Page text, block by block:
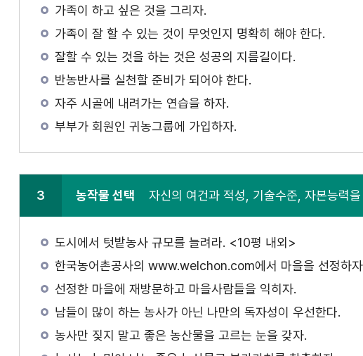
가족이 하고 싶은 것을 그리자.
가족이 잘 할 수 있는 것이 무엇인지 명확히 해야 한다.
잘할 수 있는 것을 하는 것은 성공의 지름길이다.
반농반사를 실천할 준비가 되어야 한다.
자주 시골에 내려가는 연습을 하자.
부부가 회원인 귀농그룹에 가입하자.
3 농작물 선택 자신의 여건과 적성, 기술수준, 자본능력
도시에서 텃밭농사 규모를 늘려라. <10평 내외>
한국농어촌공사의 www.welchon.com에서 마을을 선정하
선정한 마을에 재방문하고 마을사람들을 익히자.
남들이 많이 하는 농사가 아닌 나만의 독자성이 우선한다.
농사만 짖지 말고 좋은 농산물을 고르는 눈을 갖자.